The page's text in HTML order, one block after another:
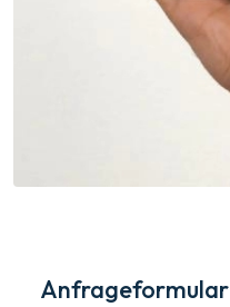
Anfrageformular